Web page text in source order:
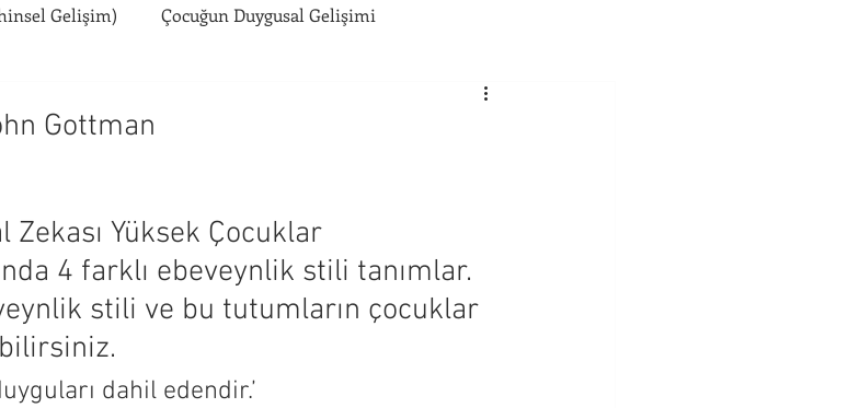
Gelişim) Çocuğun Duygusal Gelişimi
Gelişim
Davranmalıyım? Okuyucu Soruları ve Cevapları
Gottman
Zekası Yüksek Çocuklar
4 farklı ebeveynlik stili tanımlar.
stili ve bu tutumların çocuklar
dahil edendir.’